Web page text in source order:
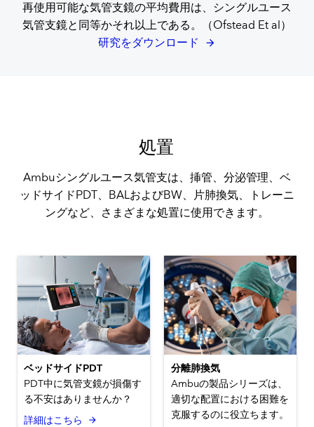
再使用可能な気管支鏡の平均費用は、シングルユース
気管支鏡と同等かそれ以上である。（Ofstead Et al）
研究をダウンロード
処置
Ambuシングルユース気管支は、挿管、分泌管理、ベ
ッドサイドPDT、BALおよびBW、片肺換気、トレーニ
ングなど、さまざまな処置に使用できます。
ベッドサイドPDT
PDT中に気管支鏡が損傷す
る不安はありませんか？
詳細はこちら
分離肺換気
Ambuの製品シリーズは、
適切な配置における困難を
克服するのに役立ちます。